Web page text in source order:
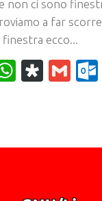
non ci sono
a far
ecco...